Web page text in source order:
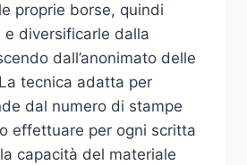
proprie borse, quindi
e diversificarle dalla
dall’anonimato delle
tecnica adatta per
dal numero di stampe
effettuare per ogni scritta
capacità del materiale